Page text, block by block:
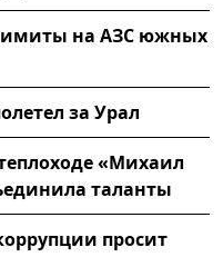
на АЗС южных
за Урал
«Михаил
таланты
просит